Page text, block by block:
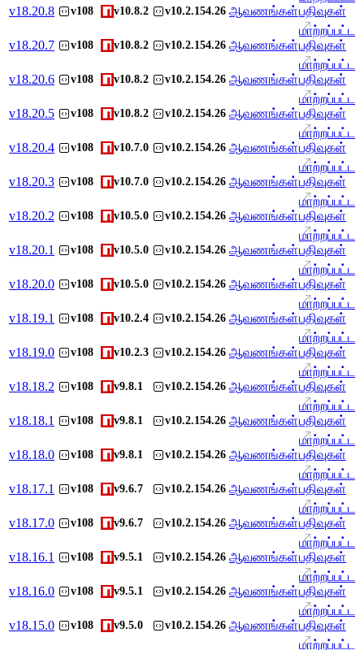
v18.20.8 v108 v10.8.2 v10.2.154.26 ஆவணங்கள்பதிவுகள்
v18.20.7 v108 v10.8.2 v10.2.154.26 ஆவணங்கள்
மாற்றப்பட்ட
பதிவுகள்
v18.20.6 v108 v10.8.2 v10.2.154.26 ஆவணங்கள்
மாற்றப்பட்ட
பதிவுகள்
v18.20.5 v108 v10.8.2 v10.2.154.26 ஆவணங்கள்
மாற்றப்பட்ட
பதிவுகள்
v18.20.4 v108 v10.7.0 v10.2.154.26 ஆவணங்கள்
மாற்றப்பட்ட
பதிவுகள்
v18.20.3 v108 v10.7.0 v10.2.154.26 ஆவணங்கள்
மாற்றப்பட்ட
பதிவுகள்
v18.20.2 v108 v10.5.0 v10.2.154.26 ஆவணங்கள்
மாற்றப்பட்ட
பதிவுகள்
v18.20.1 v108 v10.5.0 v10.2.154.26 ஆவணங்கள்
மாற்றப்பட்ட
பதிவுகள்
v18.20.0 v108 v10.5.0 v10.2.154.26 ஆவணங்கள்
மாற்றப்பட்ட
பதிவுகள்
v18.19.1 v108 v10.2.4 v10.2.154.26 ஆவணங்கள்
மாற்றப்பட்ட
பதிவுகள்
v18.19.0 v108 v10.2.3 v10.2.154.26 ஆவணங்கள்
மாற்றப்பட்ட
பதிவுகள்
v18.18.2 v108 v9.8.1 v10.2.154.26 ஆவணங்கள்
மாற்றப்பட்ட
பதிவுகள்
v18.18.1 v108 v9.8.1 v10.2.154.26 ஆவணங்கள்
மாற்றப்பட்ட
பதிவுகள்
v18.18.0 v108 v9.8.1 v10.2.154.26 ஆவணங்கள்
மாற்றப்பட்ட
பதிவுகள்
v18.17.1 v108 v9.6.7 v10.2.154.26 ஆவணங்கள்
மாற்றப்பட்ட
பதிவுகள்
v18.17.0 v108 v9.6.7 v10.2.154.26 ஆவணங்கள்
மாற்றப்பட்ட
பதிவுகள்
v18.16.1 v108 v9.5.1 v10.2.154.26 ஆவணங்கள்
மாற்றப்பட்ட
பதிவுகள்
v18.16.0 v108 v9.5.1 v10.2.154.26 ஆவணங்கள்
மாற்றப்பட்ட
பதிவுகள்
v18.15.0 v108 v9.5.0 v10.2.154.26 ஆவணங்கள்
மாற்றப்பட்ட
பதிவுகள்
மாற்றப்பட்ட